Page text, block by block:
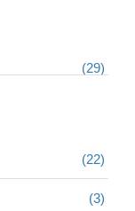
(29)
(22)
(3)